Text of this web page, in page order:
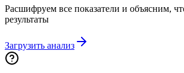
Расшифруем все показатели и объясним,
результаты
Загрузить анализ